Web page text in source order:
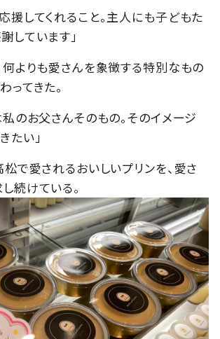
援してくれること。主人にも子どもた
しています」
何よりも愛さんを象徴する特別なもの
ってきた。
私のお父さんそのもの。そのイメージ
たい」
松で愛されるおいしいプリンを、愛さ
続けている。